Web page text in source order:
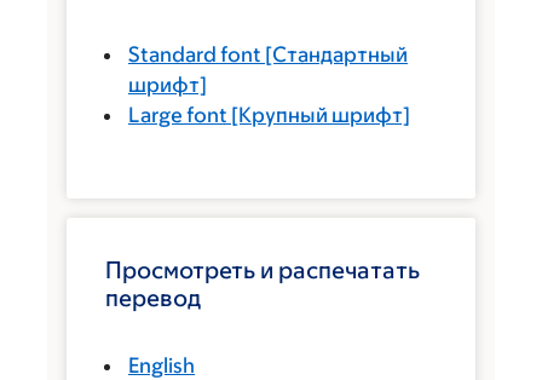
Standard font [Стандартный
шрифт]
Large font [Крупный шрифт]
Просмотреть и распечатать
перевод
English